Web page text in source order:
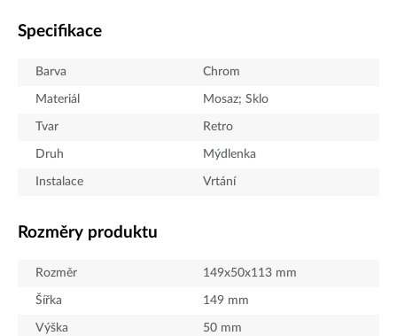
Specifikace
Barva Chrom
Materiál Mosaz; Sklo
Tvar Retro
Druh Mýdlenka
Instalace Vrtání
Rozměry produktu
Rozměr 149x50x113 mm
Šířka 149 mm
Výška 50 mm